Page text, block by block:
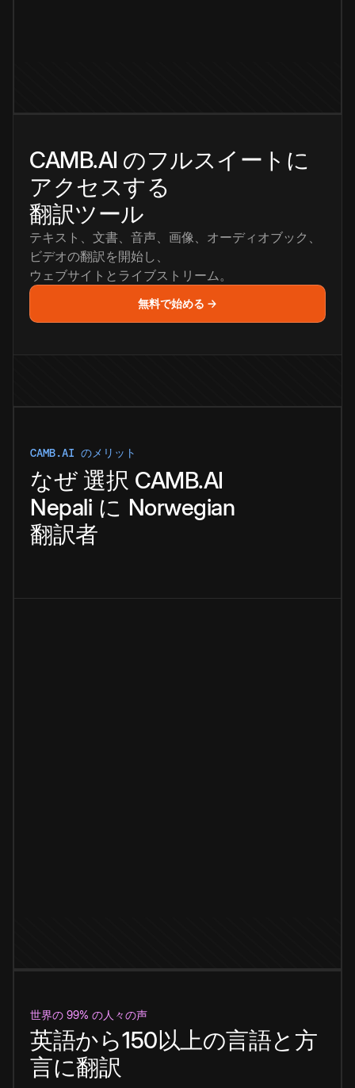
CAMB.AI のフルスイートに
アクセスする
翻訳ツール
テキスト、文書、音声、画像、オーディオブック、
ビデオの翻訳を開始し、
ウェブサイトとライブストリーム。
無料で始める →
CAMB.AI のメリット
なぜ 選択 CAMB.AI
Nepali に Norwegian
翻訳者
世界の 99% の人々の声
英語から150以上の言語と方
言に翻訳